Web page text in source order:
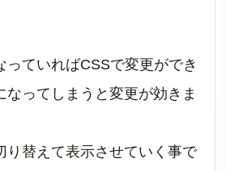
っていればCSSで変更ができ
なってしまうと変更が効きま
り替えて表示させていく事で